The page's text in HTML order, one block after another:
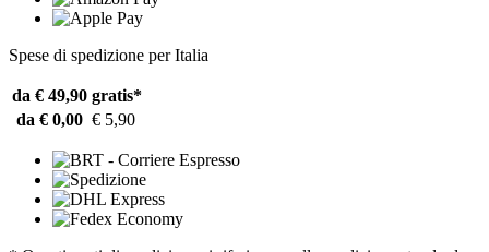
Spese di spedizione per Italia
da € 49,90 gratis*
da € 0,00 € 5,90